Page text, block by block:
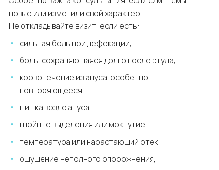
новые или изменили свой характер.
Не откладывайте визит, если есть:
сильная боль при дефекации,
боль, сохраняющаяся долго после стула,
кровотечение из ануса, особенно
повторяющееся,
шишка возле ануса,
гнойные выделения или мокнутие,
температура или нарастающий отек,
ощущение неполного опорожнения,